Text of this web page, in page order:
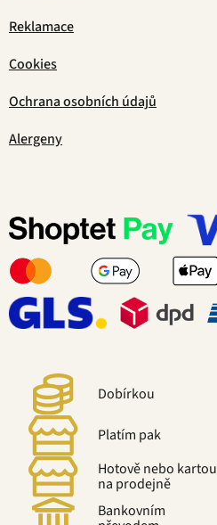
Reklamace
Cookies
Ochrana osobních údajů
Alergeny
Dobírkou
Platím pak
Hotově nebo kartou
na prodejně
Bankovním